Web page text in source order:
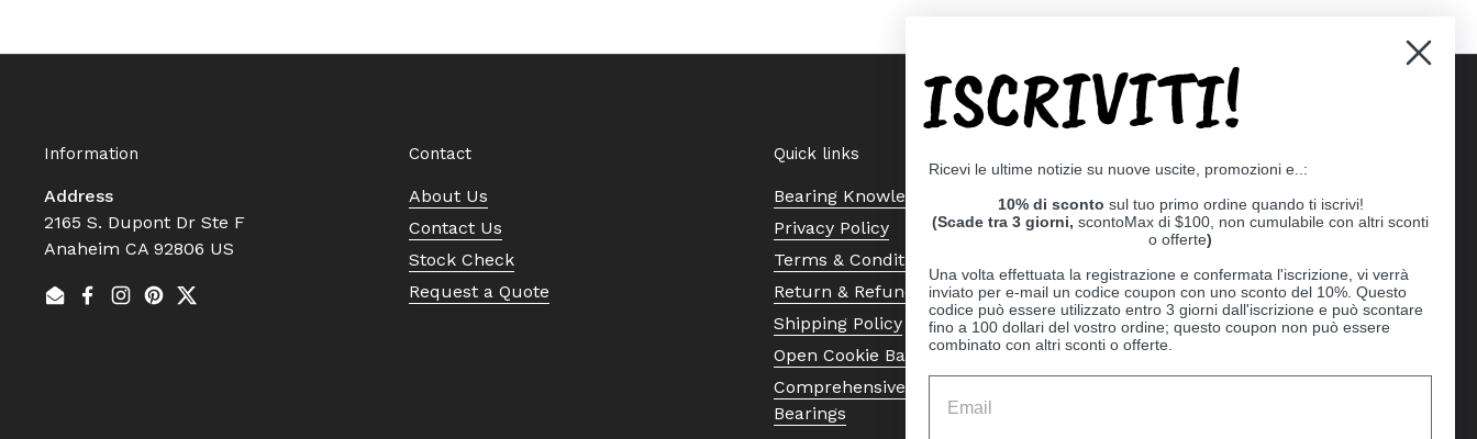
Information
Address
2165 S. Dupont Dr Ste F
Anaheim CA 92806 US
EmailFacebook
Instagram
Pinterest
Twitter
Contact
About Us
Contact Us
Stock Check
Request a Quote
Quick links
Bearing Knowledge Center
Privacy Policy
Terms & Conditions
Return & Refund Policy
Shipping Policy
Open Cookie Banner
Comprehensive Guide to Ball
Bearings
ISCRIVITI!
Ricevi le ultime notizie su nuove uscite, promozioni e..:
10% di sconto sul tuo primo ordine quando ti iscrivi!
(Scade tra 3 giorni, scontoMax di $100, non cumulabile con altri sconti
o offerte)
Una volta effettuata la registrazione e confermata l'iscrizione, vi verrà
inviato per e-mail un codice coupon con uno sconto del 10%. Questo
codice può essere utilizzato entro 3 giorni dall'iscrizione e può scontare
fino a 100 dollari del vostro ordine; questo coupon non può essere
combinato con altri sconti o offerte.